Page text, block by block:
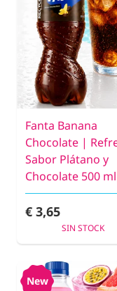
Fanta Banana
Chocolate |
Sabor Plátano y
Chocolate 500 ml
€ 3,65
SIN STOCK
New